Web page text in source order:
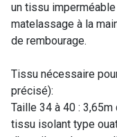
un tissu
matelassage à la
de rembourage.
Tissu nécessaire
précisé):
Taille 34 à 40 :
tissu isolant type